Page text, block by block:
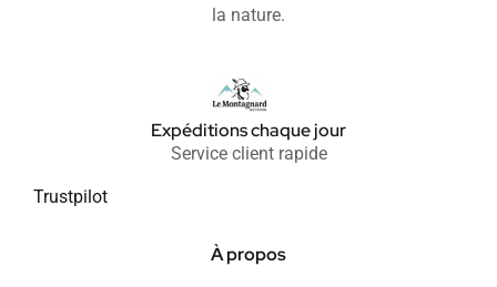
la nature.
Expéditions chaque jour
Service client rapide
Trustpilot
À propos